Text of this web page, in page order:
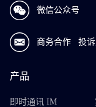
微信公众号
商务合作 投
产品
即时通讯 IM